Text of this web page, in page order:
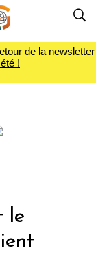
de la newsletter
!
le